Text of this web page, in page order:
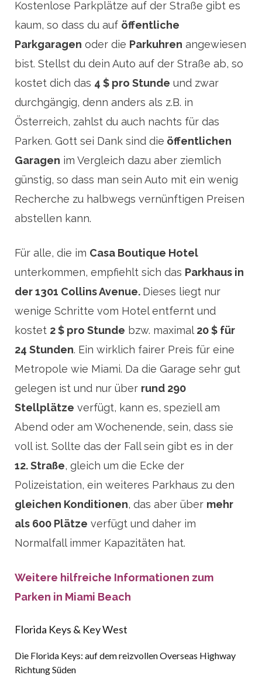
Kostenlose Parkplätze auf der Straße gibt es
kaum, so dass du auf öffentliche
Parkgaragen oder die Parkuhren angewiesen
bist. Stellst du dein Auto auf der Straße ab, so
kostet dich das 4 $ pro Stunde und zwar
durchgängig, denn anders als z.B. in
Österreich, zahlst du auch nachts für das
Parken. Gott sei Dank sind die öffentlichen
Garagen im Vergleich dazu aber ziemlich
günstig, so dass man sein Auto mit ein wenig
Recherche zu halbwegs vernünftigen Preisen
abstellen kann.
Für alle, die im Casa Boutique Hotel
unterkommen, empfiehlt sich das Parkhaus in
der 1301 Collins Avenue. Dieses liegt nur
wenige Schritte vom Hotel entfernt und
kostet 2 $ pro Stunde bzw. maximal 20 $ für
24 Stunden. Ein wirklich fairer Preis für eine
Metropole wie Miami. Da die Garage sehr gut
gelegen ist und nur über rund 290
Stellplätze verfügt, kann es, speziell am
Abend oder am Wochenende, sein, dass sie
voll ist. Sollte das der Fall sein gibt es in der
12. Straße, gleich um die Ecke der
Polizeistation, ein weiteres Parkhaus zu den
gleichen Konditionen, das aber über mehr
als 600 Plätze verfügt und daher im
Normalfall immer Kapazitäten hat.
Weitere hilfreiche Informationen zum
Parken in Miami Beach
Florida Keys & Key West
Die Florida Keys: auf dem reizvollen Overseas Highway
Richtung Süden